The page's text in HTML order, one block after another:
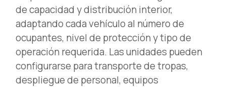
de capacidad y distribución interior,
adaptando cada vehículo al número de
ocupantes, nivel de protección y tipo de
operación requerida. Las unidades pueden
configurarse para transporte de tropas,
despliegue de personal, equipos